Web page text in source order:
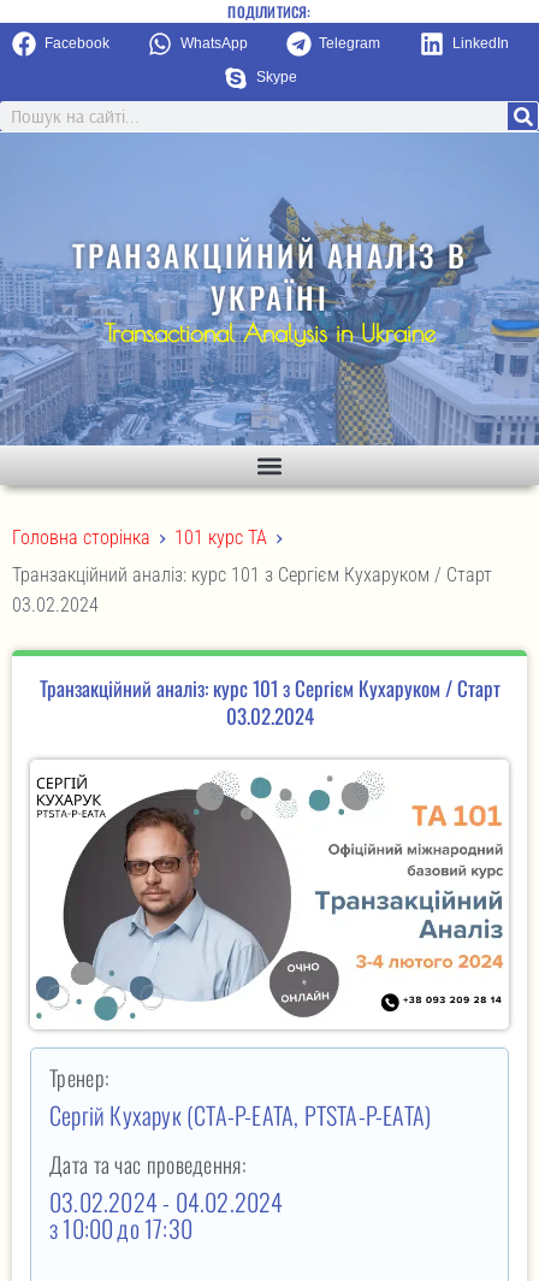
ПОДІЛИТИСЯ:
Facebook WhatsApp Telegram LinkedIn
Skype
ТРАНЗАКЦІЙНИЙ АНАЛІЗ В
УКРАЇНІ
Transactional Analysis in Ukraine
Головна сторінка > 101 курс ТА >
Транзакційний аналіз: курс 101 з Сергієм Кухаруком / Старт
03.02.2024
Транзакційний аналіз: курс 101 з Сергієм Кухаруком / Старт
03.02.2024
Тренер:
Сергій Кухарук(СТА-P-ЕАТА, PTSTA-P-ЕАТА)
Дата та час проведення:
03.02.2024 - 04.02.2024
з 10:00до 17:30